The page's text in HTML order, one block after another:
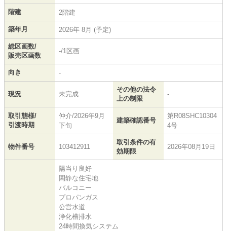
階建 2階建
築年月 2026年 8月 (予定)
総区画数/
販売区画数
-/1区画
向き -
現況 未完成
その他の法令
上の制限
-
取引態様/
引渡時期
仲介/2026年9月
下旬
建築確認番号
第R08SHC10304
4号
物件番号 103412911
取引条件の有
効期限
2026年08月19日
陽当り良好
閑静な住宅地
バルコニー
プロパンガス
公営水道
浄化槽排水
24時間換気システム